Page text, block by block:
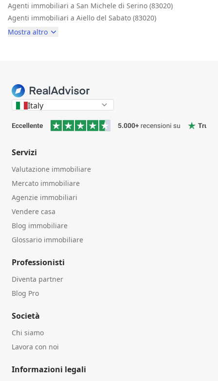
Agenti immobiliari a San Michele di Serino (83020)
Agenti immobiliari a Aiello del Sabato (83020)
Mostra altro
Italy
Servizi
Valutazione immobiliare
Mercato immobiliare
Agenzie immobiliari
Vendere casa
Blog immobiliare
Glossario immobiliare
Professionisti
Diventa partner
Blog Pro
Società
Chi siamo
Lavora con noi
Informazioni legali